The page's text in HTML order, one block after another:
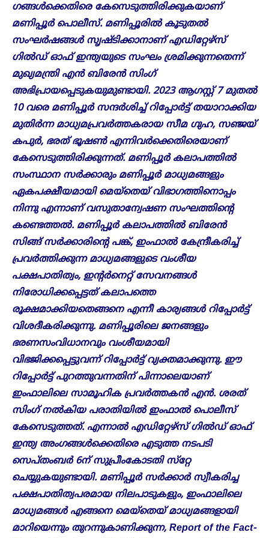
ഗങ്ങൾക്കെതിരെ കേസെടുത്തിരിക്കുകയാണ്
മണിപ്പൂർ പൊലീസ്. മണിപ്പൂരിൽ കൂടുതൽ
സംഘർഷങ്ങൾ സൃഷ്ടിക്കാനാണ് എഡിറ്റേഴ്‌സ്
ഗിൽഡ് ഓഫ് ഇന്ത്യയുടെ സംഘം ശ്രമിക്കുന്നതെന്ന്
മുഖ്യമന്ത്രി എൻ ബിരേൻ സിംഗ്
അഭിപ്രായപ്പെടുകയുമുണ്ടായി. 2023 ആഗസ്റ്റ് 7 മുതല്‍
10 വരെ മണിപ്പൂര്‍ സന്ദര്‍ശിച്ച് റിപ്പോര്‍ട്ട് തയാറാക്കിയ
മുതിര്‍ന്ന മാധ്യമപ്രവര്‍ത്തകരായ സീമ ഗുഹ, സഞ്ജയ്
കപുര്‍, ഭരത് ഭൂഷണ്‍ എന്നിവർക്കെതിരെയാണ്
കേസെടുത്തിരിക്കുന്നത്. മണിപ്പൂര്‍ കലാപത്തില്‍
സംസ്ഥാന സര്‍ക്കാരും മണിപ്പൂർ മാധ്യമങ്ങളും
ഏകപക്ഷീയമായി മെയ്തെയ് വിഭാ​ഗത്തിനൊപ്പം
നിന്നു എന്നാണ് വസുതാന്വേഷണ സംഘത്തിന്റെ
കണ്ടെത്തൽ. മണിപ്പൂർ കലാപത്തിൽ ബിരേൻ
സിങ്ങ് സർക്കാരിന്റെ പങ്ക്, ഇംഫാൽ കേന്ദ്രീകരിച്ച്
പ്രവർത്തിക്കുന്ന മാധ്യമങ്ങളുടെ വംശീയ
പക്ഷപാതിത്വം, ഇന്റർനെറ്റ് സേവനങ്ങൾ
നിരോധിക്കപ്പെട്ടത് കലാപത്തെ
രൂക്ഷമാക്കിയതെങ്ങനെ എന്നീ കാര്യങ്ങൾ റിപ്പോർട്ട്
വിശദീകരിക്കുന്നു. മണിപ്പൂരിലെ ജനങ്ങളും
ഭരണസംവിധാനവും വംശീയമായി
വിഭജിക്കപ്പെട്ടുവന്ന് റിപ്പോർട്ട് വ്യക്തമാക്കുന്നു. ഈ
റിപ്പോർട്ട് പുറത്തുവന്നതിന് പിന്നാലെയാണ്
ഇംഫാലിലെ സാമൂഹിക പ്രവര്‍ത്തകന്‍ എന്‍. ശരത്
സിംഗ് നല്‍കിയ പരാതിയിൽ ഇംഫാൽ പൊലീസ്
കേസെടുത്തത്. എന്നാൽ എഡിറ്റേഴ്സ് ഗിൽഡ് ഓഫ്
ഇന്ത്യ അംഗങ്ങൾക്കെതിരെ എടുത്ത നടപടി
സെപ്തംബർ 6ന് സുപ്രീംകോടതി സ്‌റ്റേ
ചെയ്യുകയുണ്ടായി. മണിപ്പൂർ സർക്കാർ സ്വീകരിച്ച
പക്ഷപാതിത്വപരമായ നിലപാടുകളും, ഇംഫാലിലെ
മാധ്യമങ്ങൾ എങ്ങനെ മെയ്തെയ് മാധ്യമങ്ങളായി
മാറിയെന്നും തുറന്നുകാണിക്കുന്ന, Report of the Fact-